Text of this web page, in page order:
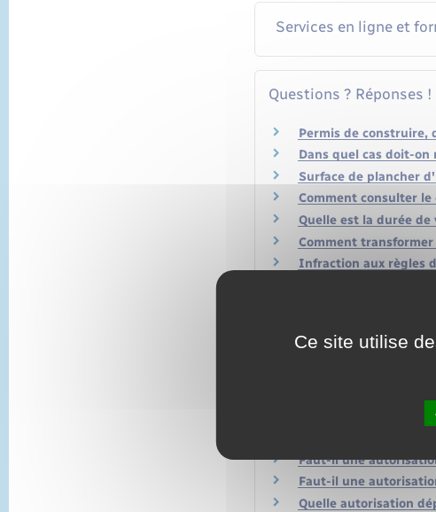
Services en ligne et
Questions ? Réponses !
Permis de construire,
Dans quel cas doit-
Surface de plancher
Comment consulter le
Quelle est la durée
Comment
Infraction aux règles
Quelles sont les
Doit-on obtenir une
Peut-on transformer
Comment obtenir un
Quelle est la hauteur
Faut-il une
Faut-il une
Faut-il une
Quelle autorisation
Ce site utilise